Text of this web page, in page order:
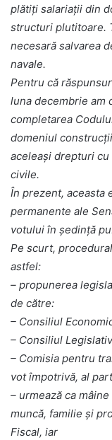
plătiți salariații din
structuri plutitoare.
necesară salvarea
navale.
Pentru că
luna decembrie am
completarea
domeniul
aceleași drepturi
civile.
În prezent, aceasta
permanente ale
votului în ședință
Pe scurt,
astfel:
– propunerea
de către:
– Consiliul
– Consiliul
– Comisia pentru
vot împotrivă, al
– urmează ca
muncă, familie și
Fiscal, iar